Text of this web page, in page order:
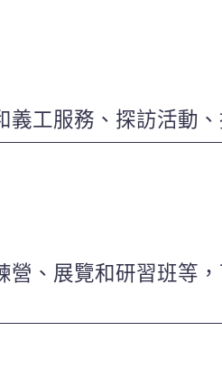
義工服務、探訪活動
營、展覽和研習班等